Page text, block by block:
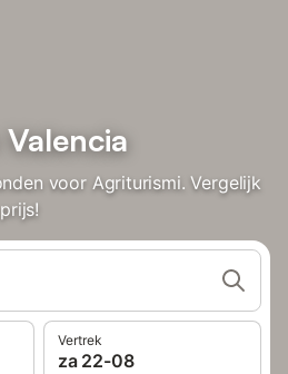
voor Agriturismi. Vergelijk
Vertrek
za 22-08